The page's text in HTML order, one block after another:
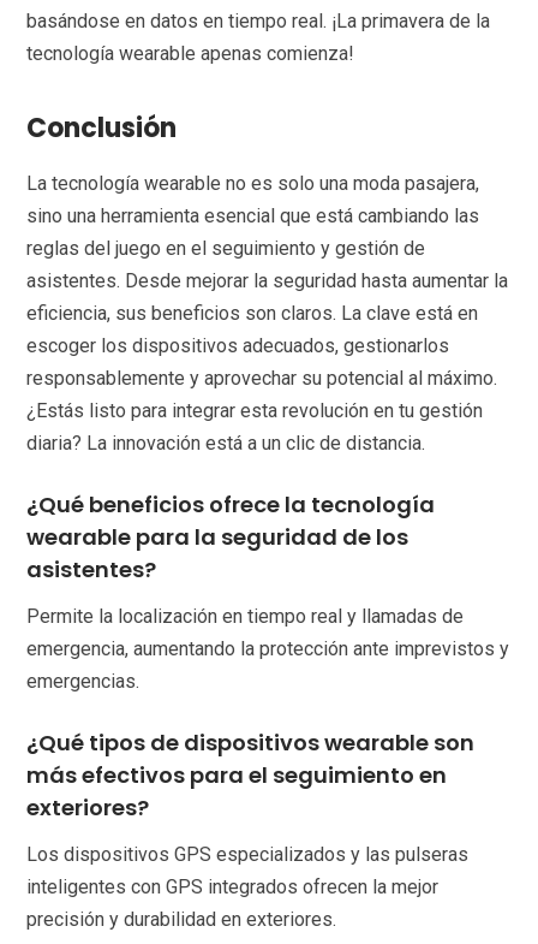
basándose en datos en tiempo real. ¡La primavera de la
tecnología wearable apenas comienza!
Conclusión
La tecnología wearable no es solo una moda pasajera,
sino una herramienta esencial que está cambiando las
reglas del juego en el seguimiento y gestión de
asistentes. Desde mejorar la seguridad hasta aumentar la
eficiencia, sus beneficios son claros. La clave está en
escoger los dispositivos adecuados, gestionarlos
responsablemente y aprovechar su potencial al máximo.
¿Estás listo para integrar esta revolución en tu gestión
diaria? La innovación está a un clic de distancia.
¿Qué beneficios ofrece la tecnología
wearable para la seguridad de los
asistentes?
Permite la localización en tiempo real y llamadas de
emergencia, aumentando la protección ante imprevistos y
emergencias.
¿Qué tipos de dispositivos wearable son
más efectivos para el seguimiento en
exteriores?
Los dispositivos GPS especializados y las pulseras
inteligentes con GPS integrados ofrecen la mejor
precisión y durabilidad en exteriores.